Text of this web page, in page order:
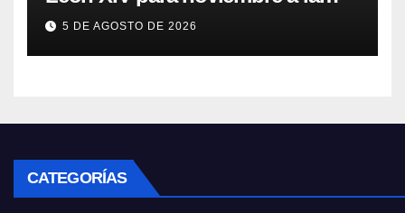
Argentina
5 DE AGOSTO DE 2026
CATEGORÍAS